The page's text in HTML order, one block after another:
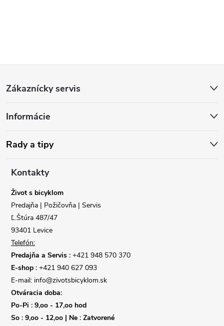
p
ä
Zákaznícky servis
Informácie
Rady a tipy
Kontakty
Život s bicyklom
Predajňa | Požičovňa | Servis
Ľ.Štúra 487/47
93401 Levice
Telefón:
Predajňa a Servis : +421 948 570 370
E-shop : +421 940 627 093
E-mail: info@zivotsbicyklom.sk
Otváracia doba:
Po-Pi : 9,oo - 17,oo hod
So : 9,oo - 12,oo | Ne : Zatvorené